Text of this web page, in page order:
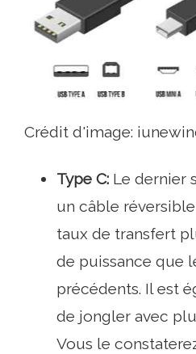
Crédit d'image:
Type C: Le dernier
un câble
taux de transfert
de puissance que
précédents. Il est
de jongler avec
Vous le